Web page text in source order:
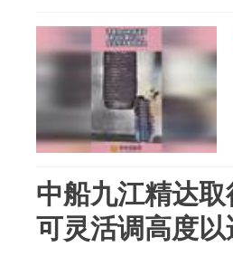
中船九江精达
可灵活调高度